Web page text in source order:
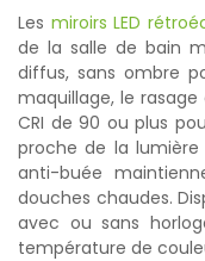
Les miroirs LED
de la salle de bain
diffus, sans ombre
maquillage, le rasage
CRI de 90 ou plus
proche de la
anti-buée
douches chaudes.
avec ou sans
température de